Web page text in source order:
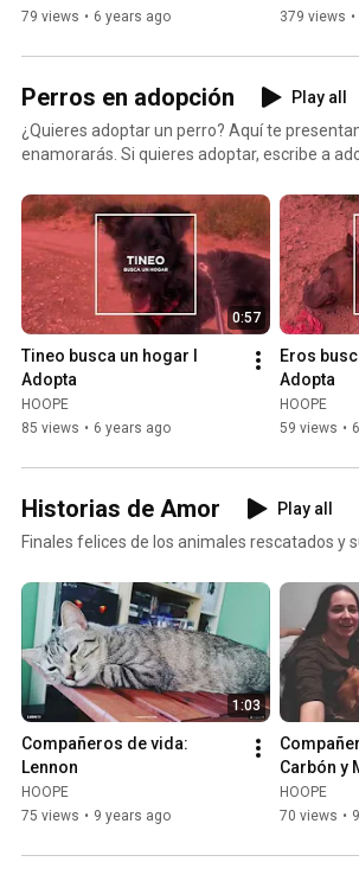
79 views • 6 years ago
379 views •
Perros en adopción
Play all
¿Quieres adoptar un perro? Aquí te
enamorarás. Si quieres adoptar, escribe
0:57
Tineo busca un hogar I
Adopta
HOOPE
85 views • 6 years ago
Eros
Adopta
HOOPE
59 views •
Historias de Amor
Play all
Finales felices de los animales rescatados y
1:03
Compañeros de vida:
Lennon
HOOPE
75 views • 9 years ago
Carbón y
HOOPE
70 views •